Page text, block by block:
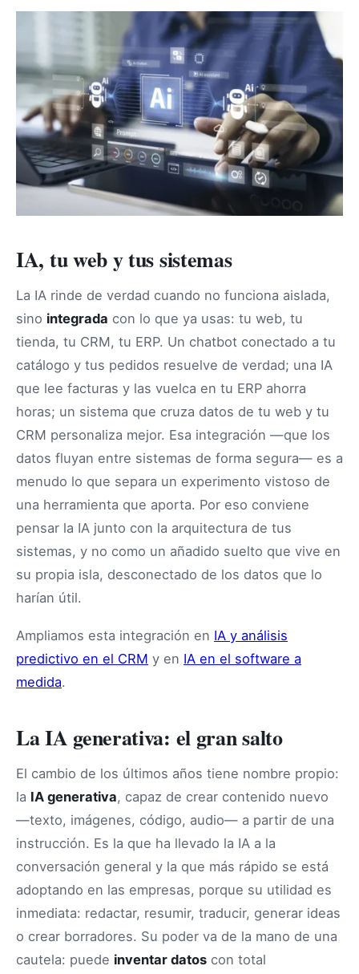
IA, tu web y tus sistemas
La IA rinde de verdad cuando no funciona aislada,
sino integrada con lo que ya usas: tu web, tu
tienda, tu CRM, tu ERP. Un chatbot conectado a tu
catálogo y tus pedidos resuelve de verdad; una IA
que lee facturas y las vuelca en tu ERP ahorra
horas; un sistema que cruza datos de tu web y tu
CRM personaliza mejor. Esa integración —que los
datos fluyan entre sistemas de forma segura— es a
menudo lo que separa un experimento vistoso de
una herramienta que aporta. Por eso conviene
pensar la IA junto con la arquitectura de tus
sistemas, y no como un añadido suelto que vive en
su propia isla, desconectado de los datos que lo
harían útil.
Ampliamos esta integración en IA y análisis
predictivo en el CRM y en IA en el software a
medida.
La IA generativa: el gran salto
El cambio de los últimos años tiene nombre propio:
la IA generativa, capaz de crear contenido nuevo
—texto, imágenes, código, audio— a partir de una
instrucción. Es la que ha llevado la IA a la
conversación general y la que más rápido se está
adoptando en las empresas, porque su utilidad es
inmediata: redactar, resumir, traducir, generar ideas
o crear borradores. Su poder va de la mano de una
cautela: puede inventar datos con total